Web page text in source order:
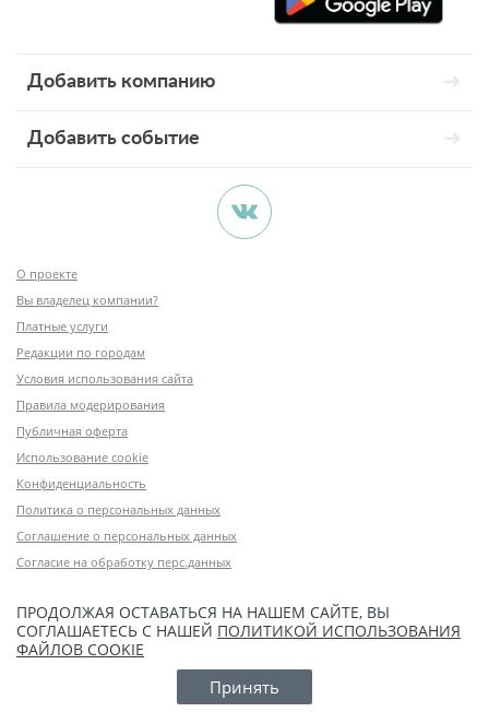
Добавить компанию
Добавить событие
О проекте
Вы владелец компании?
Платные услуги
Редакции по городам
Условия использования сайта
Правила модерирования
Публичная оферта
Использование cookie
Конфиденциальность
Политика о персональных данных
Соглашение о персональных данных
Согласие на обработку перс.данных
ПРОДОЛЖАЯ ОСТАВАТЬСЯ НА НАШЕМ САЙТЕ, ВЫ
СОГЛАШАЕТЕСЬ С НАШЕЙ ПОЛИТИКОЙ ИСПОЛЬЗОВАНИЯ
ФАЙЛОВ COOKIE
Принять